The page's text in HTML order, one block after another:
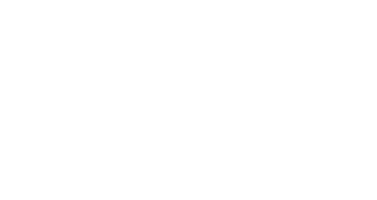
estate’s 2014 Nervi Gattinara is a